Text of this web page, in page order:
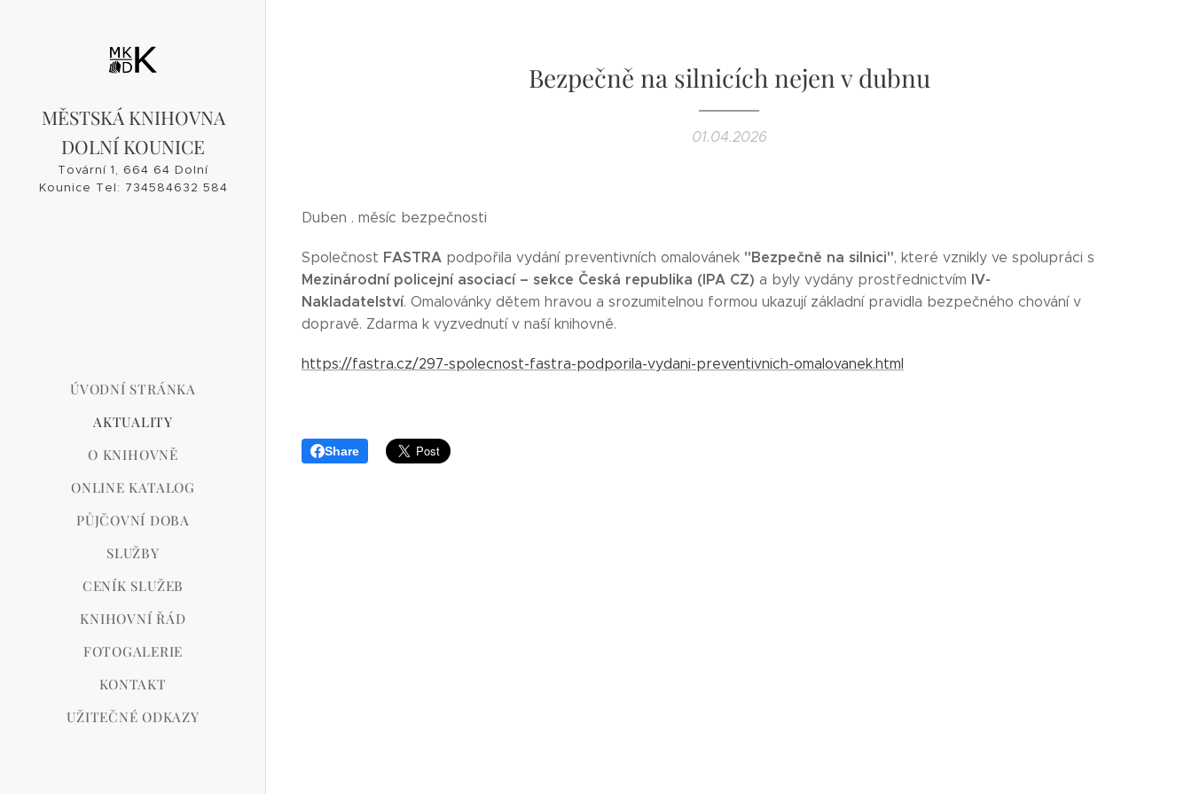
MĚSTSKÁ KNIHOVNA
DOLNÍ KOUNICE
Tovární 1, 664 64 Dolní
Kounice Tel: 734584632 584
ÚVODNÍ STRÁNKA
AKTUALITY
O KNIHOVNĚ
ONLINE KATALOG
PŮJČOVNÍ DOBA
SLUŽBY
CENÍK SLUŽEB
KNIHOVNÍ ŘÁD
FOTOGALERIE
KONTAKT
UŽITEČNÉ ODKAZY
Bezpečně na silnicích nejen v dubnu
01.04.2026
Duben . měsíc bezpečnosti
Společnost FASTRA podpořila vydání preventivních omalovánek "Bezpečně na silnici", které vznikly ve spolupráci s
Mezinárodní policejní asociací – sekce Česká republika (IPA CZ) a byly vydány prostřednictvím IV-
Nakladatelství. Omalovánky dětem hravou a srozumitelnou formou ukazují základní pravidla bezpečného chování v
dopravě. Zdarma k vyzvednutí v naší knihovně.
https://fastra.cz/297-spolecnost-fastra-podporila-vydani-preventivnich-omalovanek.html
Share